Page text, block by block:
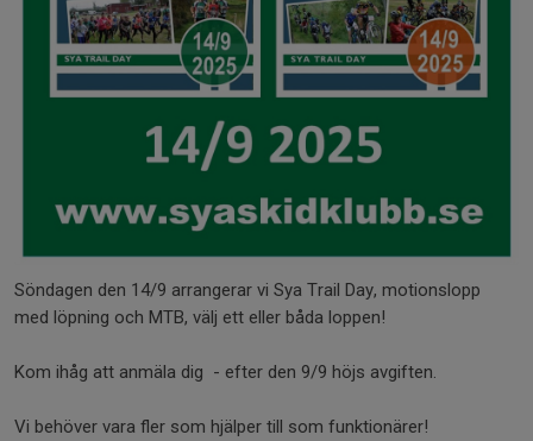
Söndagen den 14/9 arrangerar vi Sya Trail Day, motionslopp
med löpning och MTB, välj ett eller båda loppen!
Kom ihåg att anmäla dig - efter den 9/9 höjs avgiften.
Vi behöver vara fler som hjälper till som funktionärer!